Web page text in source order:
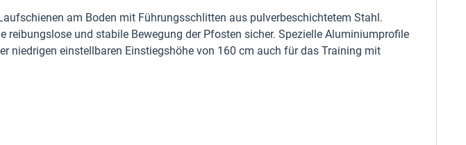
am Boden mit Führungsschlitten aus pulverbeschichtetem Stahl.
und stabile Bewegung der Pfosten sicher. Spezielle Aluminiumprofile
niedrigen einstellbaren Einstiegshöhe von 160 cm auch für das Training mit